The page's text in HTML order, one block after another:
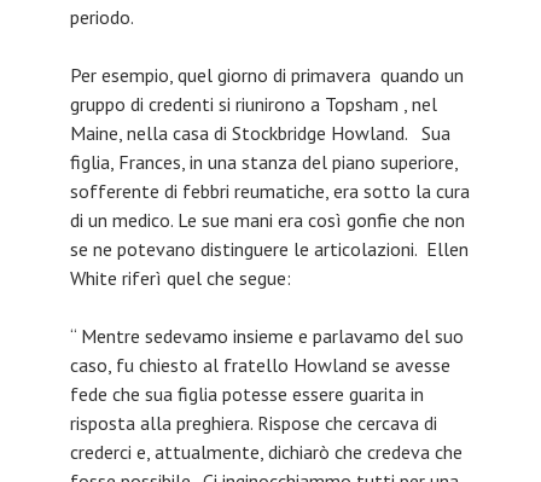
periodo.
Per esempio, quel giorno di primavera quando un
gruppo di credenti si riunirono a Topsham , nel
Maine, nella casa di Stockbridge Howland. Sua
figlia, Frances, in una stanza del piano superiore,
sofferente di febbri reumatiche, era sotto la cura
di un medico. Le sue mani era così gonfie che non
se ne potevano distinguere le articolazioni. Ellen
White riferì quel che segue:
“ Mentre sedevamo insieme e parlavamo del suo
caso, fu chiesto al fratello Howland se avesse
fede che sua figlia potesse essere guarita in
risposta alla preghiera. Rispose che cercava di
crederci e, attualmente, dichiarò che credeva che